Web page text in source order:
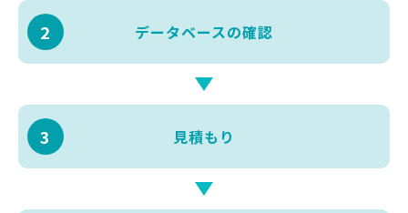
2 データベースの確認
3 見積もり